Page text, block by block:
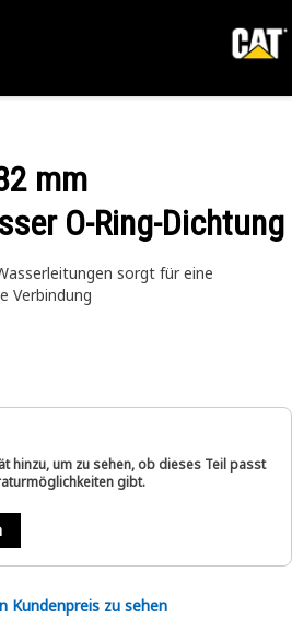
mm
O-Ring-Dichtung
sorgt für eine
Verbindung
hinzu, um zu sehen, ob dieses Teil passt
gibt.
Kundenpreis zu sehen